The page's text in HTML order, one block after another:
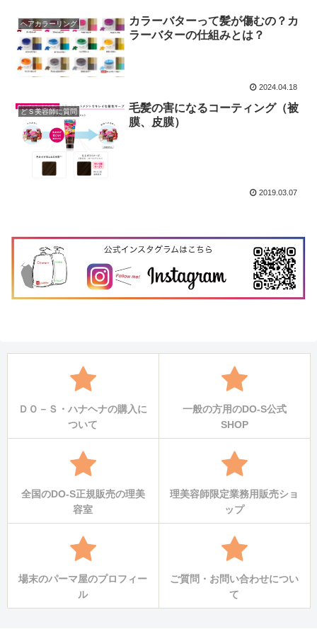
ヘアカラーリング
カラーバターって髪が傷むの？カ
ラーバターの仕組みとは？
2024.04.18
どＳ美容師に質問
毛髪の害になるコーティング（被
膜、皮膜）
2019.03.07
ＤＯ－Ｓ・ハナヘナの購入に
ついて
一般の方用のDO-S公式
SHOP
全国のDO-S正規販売の理美
容室
理美容師限定業務用販売ショ
ップ
場末のパーマ屋のプロフィー
ル
ご質問・お問い合わせについ
て